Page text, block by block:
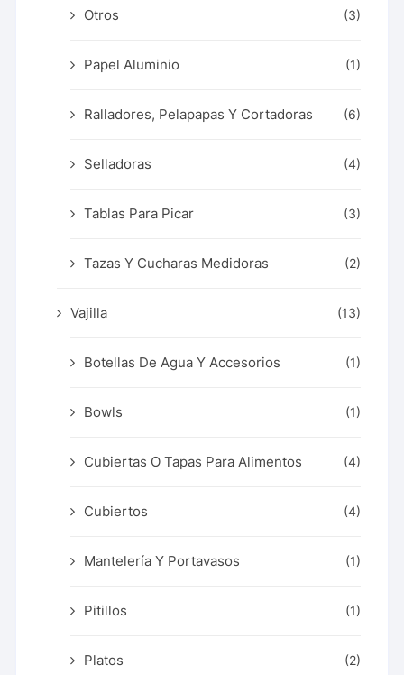
Otros (3)
Papel Aluminio (1)
Ralladores, Pelapapas Y Cortadoras (6)
Selladoras (4)
Tablas Para Picar (3)
Tazas Y Cucharas Medidoras (2)
Vajilla (13)
Botellas De Agua Y Accesorios (1)
Bowls (1)
Cubiertas O Tapas Para Alimentos (4)
Cubiertos (4)
Mantelería Y Portavasos (1)
Pitillos (1)
Platos (2)